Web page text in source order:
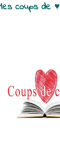
coups de ♥